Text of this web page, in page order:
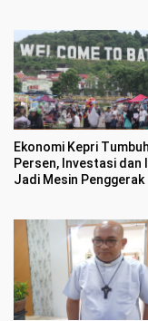
Ekonomi Kepri
Persen, Investasi dan
Jadi Mesin Penggerak